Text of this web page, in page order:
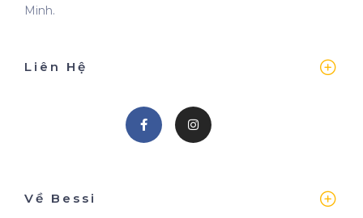
Liên Hệ
Về Bessi
Minh.